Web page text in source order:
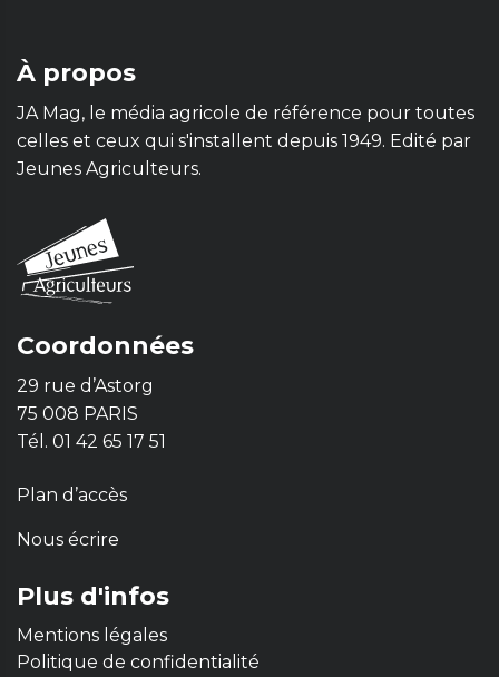
À propos
JA Mag, le média agricole de référence pour toutes
celles et ceux qui s'installent depuis 1949. Edité par
Jeunes Agriculteurs.
Coordonnées
29 rue d’Astorg
75 008 PARIS
Tél. 01 42 65 17 51
Plan d’accès
Nous écrire
Plus d'infos
Mentions légales
Politique de confidentialité